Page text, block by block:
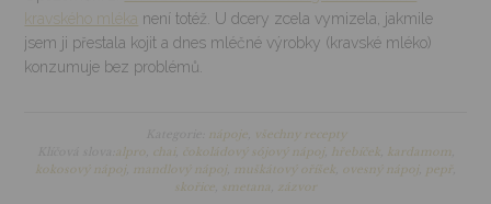
kravského mléka není totéž. U dcery zcela vymizela, jakmile
jsem ji přestala kojit a dnes mléčné výrobky (kravské mléko)
konzumuje bez problémů.
nápoje,
všechny recepty
alpro, chai, čokoládový sójový nápoj, hřebíček kardamom
kokosový nápoj, mandlový nápoj, muškátový oříšek ovesný nápoj, pepř
skořice
smetana zázvor